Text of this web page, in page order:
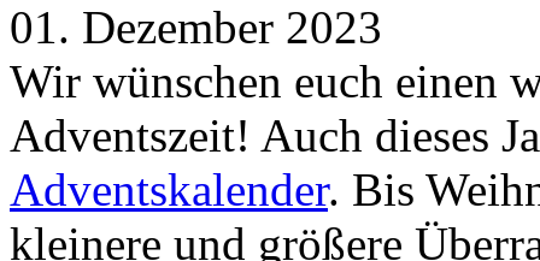
01. Dezember 2023
Wir wünschen euch einen
Adventszeit! Auch dieses
Adventskalender. Bis
kleinere und größere